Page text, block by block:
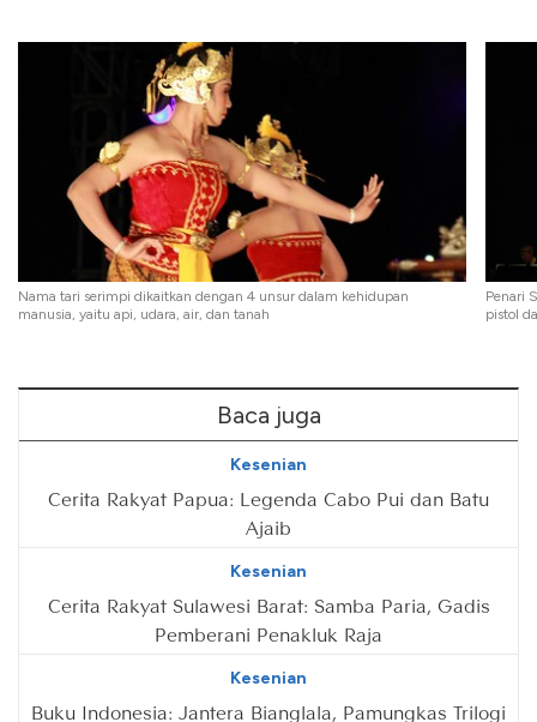
Nama tari serimpi dikaitkan dengan 4 unsur dalam kehidupan
manusia, yaitu api, udara, air, dan tanah
Penari
pistol
Baca juga
Kesenian
Cerita Rakyat Papua: Legenda Cabo Pui dan Batu
Ajaib
Kesenian
Cerita Rakyat Sulawesi Barat: Samba Paria, Gadis
Pemberani Penakluk Raja
Kesenian
Buku Indonesia: Jantera Bianglala, Pamungkas Trilogi